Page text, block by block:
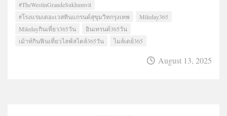
#TheWestinGrandeSukhumvit
#โรงแรมเดอะเวสทินแกรนด์สุขุมวิทกรุงเทพ
Mileday365
Miledayกินเที่ยว365วัน
อินเทรนด์365วัน
เม้าท์กินฟินเที่ยวไลฟ์สไตล์365วัน
ไมล์เดย์365
August 13, 2025